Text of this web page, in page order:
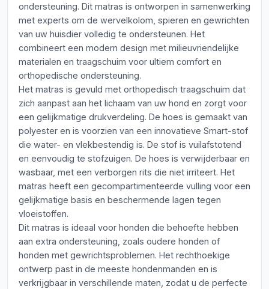
ondersteuning. Dit matras is ontworpen in samenwerking
met experts om de wervelkolom, spieren en gewrichten
van uw huisdier volledig te ondersteunen. Het
combineert een modern design met milieuvriendelijke
materialen en traagschuim voor ultiem comfort en
orthopedische ondersteuning.
Het matras is gevuld met orthopedisch traagschuim dat
zich aanpast aan het lichaam van uw hond en zorgt voor
een gelijkmatige drukverdeling. De hoes is gemaakt van
polyester en is voorzien van een innovatieve Smart-stof
die water- en vlekbestendig is. De stof is vuilafstotend
en eenvoudig te stofzuigen. De hoes is verwijderbaar en
wasbaar, met een verborgen rits die niet irriteert. Het
matras heeft een gecompartimenteerde vulling voor een
gelijkmatige basis en beschermende lagen tegen
vloeistoffen.
Dit matras is ideaal voor honden die behoefte hebben
aan extra ondersteuning, zoals oudere honden of
honden met gewrichtsproblemen. Het rechthoekige
ontwerp past in de meeste hondenmanden en is
verkrijgbaar in verschillende maten, zodat u de perfecte